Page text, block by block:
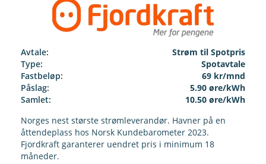
Avtale:
Strøm til Spotpris
Type:
Spotavtale
Fastbeløp:
69 kr/mnd
Påslag:
5.90 øre/kWh
Samlet:
10.50 øre/kWh
Norges nest største strømleverandør. Havner på en
åttendeplass hos Norsk Kundebarometer 2023.
Fjordkraft garanterer uendret pris i minimum 18
måneder.